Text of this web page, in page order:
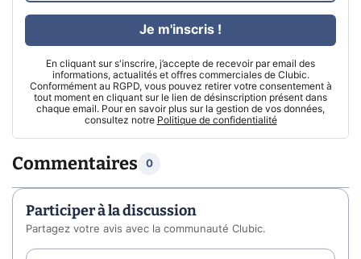
En cliquant sur s'inscrire, j’accepte de recevoir par email des
informations, actualités et offres commerciales de Clubic.
Conformément au RGPD, vous pouvez retirer votre consentement à
tout moment en cliquant sur le lien de désinscription présent dans
chaque email. Pour en savoir plus sur la gestion de vos données,
consultez notre Politique de confidentialité
Je m'inscris !
Commentaires 0
Participer à la discussion
Partagez votre avis avec la communauté Clubic.